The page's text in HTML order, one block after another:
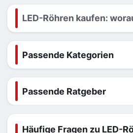
LED-Röhren kaufen:
Passende Kategorien
Passende Ratgeber
Häufige Fragen zu LED-